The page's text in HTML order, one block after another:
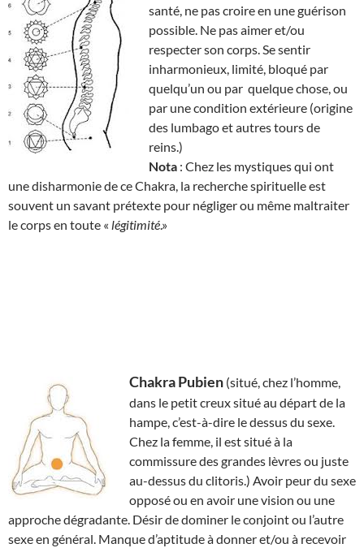
santé, ne pas croire en une guérison
possible. Ne pas aimer et/ou
respecter son corps. Se sentir
inharmonieux, limité, bloqué par
quelqu’un ou par quelque chose, ou
par une condition extérieure (origine
des lumbago et autres tours de
reins.)
Nota : Chez les mystiques qui ont
une disharmonie de ce Chakra, la recherche spirituelle est
souvent un savant prétexte pour négliger ou même maltraiter
le corps en toute « légitimité.»
Chakra Pubien (situé, chez l’homme,
dans le petit creux situé au départ de la
hampe, c’est-à-dire le dessus du sexe.
Chez la femme, il est situé à la
commissure des grandes lèvres ou juste
au-dessus du clitoris.) Avoir peur du sexe
opposé ou en avoir une vision ou une
approche dégradante. Désir de dominer le conjoint ou l’autre
sexe en général. Manque d’aptitude à donner et/ou à recevoir